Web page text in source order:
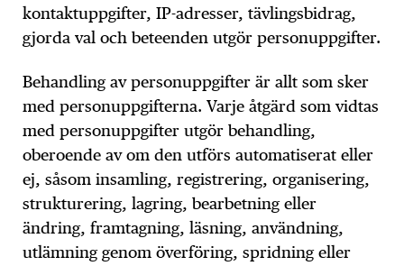
kontaktuppgifter, IP-adresser, tävlingsbidrag,
gjorda val och beteenden utgör personuppgifter.
Behandling av personuppgifter är allt som sker
med personuppgifterna. Varje åtgärd som vidtas
med personuppgifter utgör behandling,
oberoende av om den utförs automatiserat eller
ej, såsom insamling, registrering, organisering,
strukturering, lagring, bearbetning eller
ändring, framtagning, läsning, användning,
utlämning genom överföring, spridning eller